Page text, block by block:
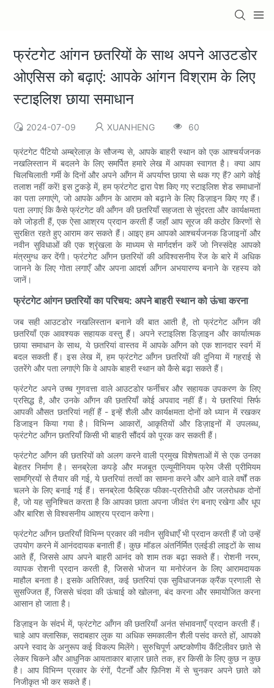
फ्रंटगेट आंगन छतरियों के साथ अपने आउटडोर
ओएसिस को बढ़ाएं: आपके आंगन विश्राम के लिए
स्टाइलिश छाया समाधान
2024-07-09 XUANHENG 60
फ्रंटगेट पैटियो अम्ब्रेलाज़ के सौजन्य से, आपके बाहरी स्थान को एक आश्चर्यजनक
नखलिस्तान में बदलने के लिए समर्पित हमारे लेख में आपका स्वागत है। क्या आप
चिलचिलाती गर्मी के दिनों और अपने आँगन में अपर्याप्त छाया से थक गए हैं? आगे कोई
तलाश नहीं करें! इस टुकड़े में, हम फ्रंटगेट द्वारा पेश किए गए स्टाइलिश शेड समाधानों
का पता लगाएंगे, जो आपके आँगन के आराम को बढ़ाने के लिए डिज़ाइन किए गए हैं।
पता लगाएं कि कैसे फ्रंटगेट की आँगन की छतरियाँ सहजता से सुंदरता और कार्यक्षमता
को जोड़ती हैं, एक ऐसा आश्रय प्रदान करती हैं जहाँ आप सूरज की कठोर किरणों से
सुरक्षित रहते हुए आराम कर सकते हैं। आइए हम आपको आश्चर्यजनक डिजाइनों और
नवीन सुविधाओं की एक श्रृंखला के माध्यम से मार्गदर्शन करें जो निस्संदेह आपको
मंत्रमुग्ध कर देंगी। फ्रंटगेट आँगन छतरियों की अविश्वसनीय रेंज के बारे में अधिक
जानने के लिए गोता लगाएँ और अपना आदर्श आँगन अभयारण्य बनाने के रहस्य को
जानें।
फ्रंटगेट आंगन छतरियों का परिचय: अपने बाहरी स्थान को ऊंचा करना
जब सही आउटडोर नखलिस्तान बनाने की बात आती है, तो फ्रंटगेट आँगन की
छतरियाँ एक आवश्यक सहायक वस्तु हैं। अपने स्टाइलिश डिज़ाइन और कार्यात्मक
छाया समाधान के साथ, ये छतरियां वास्तव में आपके आँगन को एक शानदार स्वर्ग में
बदल सकती हैं। इस लेख में, हम फ्रंटगेट आँगन छतरियों की दुनिया में गहराई से
उतरेंगे और पता लगाएंगे कि वे आपके बाहरी स्थान को कैसे बढ़ा सकते हैं।
फ्रंटगेट अपने उच्च गुणवत्ता वाले आउटडोर फर्नीचर और सहायक उपकरण के लिए
प्रसिद्ध है, और उनके आँगन की छतरियाँ कोई अपवाद नहीं हैं। ये छतरियां सिर्फ
आपकी औसत छतरियां नहीं हैं - इन्हें शैली और कार्यक्षमता दोनों को ध्यान में रखकर
डिजाइन किया गया है। विभिन्न आकारों, आकृतियों और डिज़ाइनों में उपलब्ध,
फ्रंटगेट आँगन छतरियाँ किसी भी बाहरी सौंदर्य को पूरक कर सकती हैं।
फ्रंटगेट आँगन की छतरियों को अलग करने वाली प्रमुख विशेषताओं में से एक उनका
बेहतर निर्माण है। सनब्रेला कपड़े और मजबूत एल्यूमीनियम फ्रेम जैसी प्रीमियम
सामग्रियों से तैयार की गई, ये छतरियां तत्वों का सामना करने और आने वाले वर्षों तक
चलने के लिए बनाई गई हैं। सनब्रेला फैब्रिक फीका-प्रतिरोधी और जलरोधक दोनों
है, जो यह सुनिश्चित करता है कि आपका छाता अपना जीवंत रंग बनाए रखेगा और धूप
और बारिश से विश्वसनीय आश्रय प्रदान करेगा।
फ्रंटगेट आँगन छतरियाँ विभिन्न प्रकार की नवीन सुविधाएँ भी प्रदान करती हैं जो उन्हें
उपयोग करने में आनंददायक बनाती हैं। कुछ मॉडल अंतर्निर्मित एलईडी लाइटों के साथ
आते हैं, जिससे आप अपने बाहरी आनंद को शाम तक बढ़ा सकते हैं। रोशनी नरम,
व्यापक रोशनी प्रदान करती है, जिससे भोजन या मनोरंजन के लिए आरामदायक
माहौल बनता है। इसके अतिरिक्त, कई छतरियां एक सुविधाजनक क्रैंक प्रणाली से
सुसज्जित हैं, जिससे चंदवा की ऊंचाई को खोलना, बंद करना और समायोजित करना
आसान हो जाता है।
डिज़ाइन के संदर्भ में, फ्रंटगेट आँगन की छतरियाँ अनंत संभावनाएँ प्रदान करती हैं।
चाहे आप क्लासिक, सदाबहार लुक या अधिक समकालीन शैली पसंद करते हों, आपको
अपने स्वाद के अनुरूप कई विकल्प मिलेंगे। सुरुचिपूर्ण अष्टकोणीय कैंटिलीवर छाते से
लेकर चिकने और आधुनिक आयताकार बाज़ार छाते तक, हर किसी के लिए कुछ न कुछ
है। आप विभिन्न प्रकार के रंगों, पैटर्नों और फ़िनिश में से चुनकर अपने छाते को
निजीकृत भी कर सकते हैं।